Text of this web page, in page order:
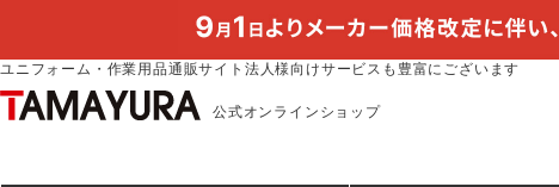
ユニフォーム・作業用品通販サイト法人様向けサービスも豊富にございます
公式オンラインショップ